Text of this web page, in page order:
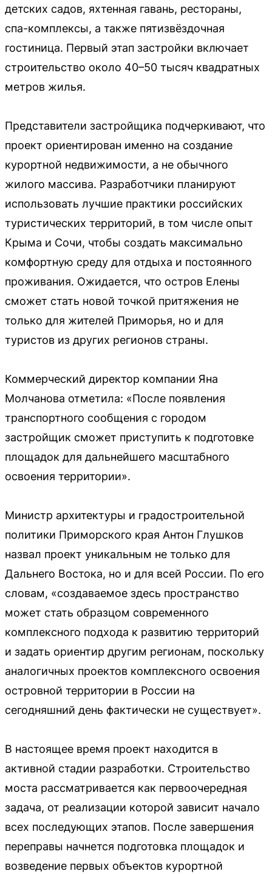
детских садов, яхтенная гавань, рестораны,
спа-комплексы, а также пятизвёздочная
гостиница. Первый этап застройки включает
строительство около 40–50 тысяч квадратных
метров жилья.
Представители застройщика подчеркивают, что
проект ориентирован именно на создание
курортной недвижимости, а не обычного
жилого массива. Разработчики планируют
использовать лучшие практики российских
туристических территорий, в том числе опыт
Крыма и Сочи, чтобы создать максимально
комфортную среду для отдыха и постоянного
проживания. Ожидается, что остров Елены
сможет стать новой точкой притяжения не
только для жителей Приморья, но и для
туристов из других регионов страны.
Коммерческий директор компании Яна
Молчанова отметила: «После появления
транспортного сообщения с городом
застройщик сможет приступить к подготовке
площадок для дальнейшего масштабного
освоения территории».
Министр архитектуры и градостроительной
политики Приморского края Антон Глушков
назвал проект уникальным не только для
Дальнего Востока, но и для всей России. По его
словам, «создаваемое здесь пространство
может стать образцом современного
комплексного подхода к развитию территорий
и задать ориентир другим регионам, поскольку
аналогичных проектов комплексного освоения
островной территории в России на
сегодняшний день фактически не существует».
В настоящее время проект находится в
активной стадии разработки. Строительство
моста рассматривается как первоочередная
задача, от реализации которой зависит начало
всех последующих этапов. После завершения
переправы начнется подготовка площадок и
возведение первых объектов курортной